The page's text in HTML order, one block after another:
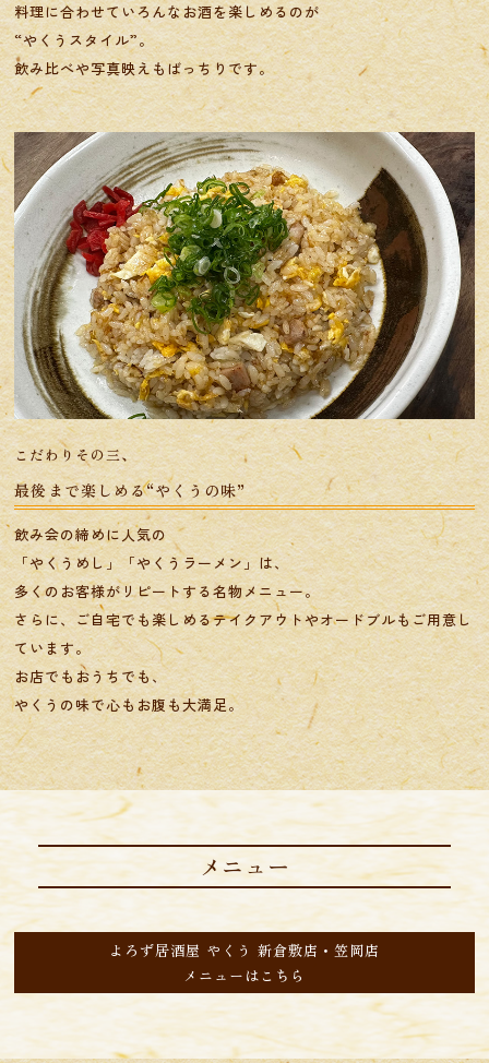
料理に合わせていろんなお酒を楽しめるのが
“やくうスタイル”。
​​​​​​​飲み比べや写真映えもばっちりです。
こだわりその三、
最後まで楽しめる“やくうの味”
飲み会の締めに人気の
​​​​​​​「やくうめし」「やくうラーメン」は、
多くのお客様がリピートする名物メニュー。
さらに、ご自宅でも楽しめるテイクアウトやオードブルもご用意し
ています。
お店でもおうちでも、
​​​​​​​やくうの味で心もお腹も大満足。
メニュー
よろず居酒屋 やくう 新倉敷店・笠岡店
​​​​​​​メニューはこちら